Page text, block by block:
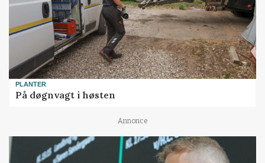
PLANTER
På døgnvagt i høsten
Annonce